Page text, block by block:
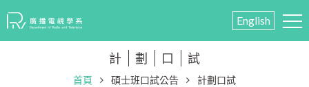
English
計 劃 口 試
首頁 碩士班口試公告 計劃口試